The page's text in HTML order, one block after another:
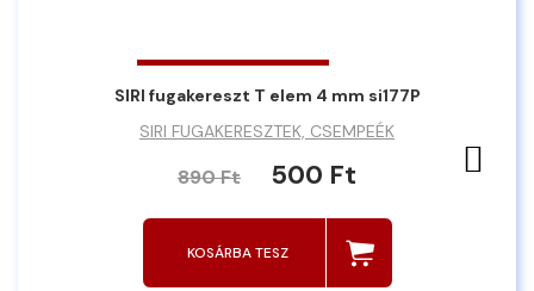
SIRI fugakereszt T elem 4 mm si177P
SIRI FUGAKERESZTEK, CSEMPEÉK
890 Ft 500 Ft
KOSÁRBA TESZ